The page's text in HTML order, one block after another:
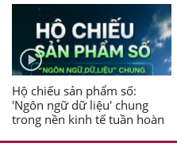
Hộ chiếu sản phẩm số:
'Ngôn ngữ dữ liệu' chung
trong nền kinh tế tuần hoàn